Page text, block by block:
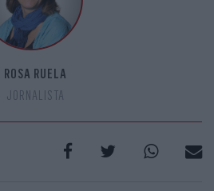
ROSA RUELA
JORNALISTA